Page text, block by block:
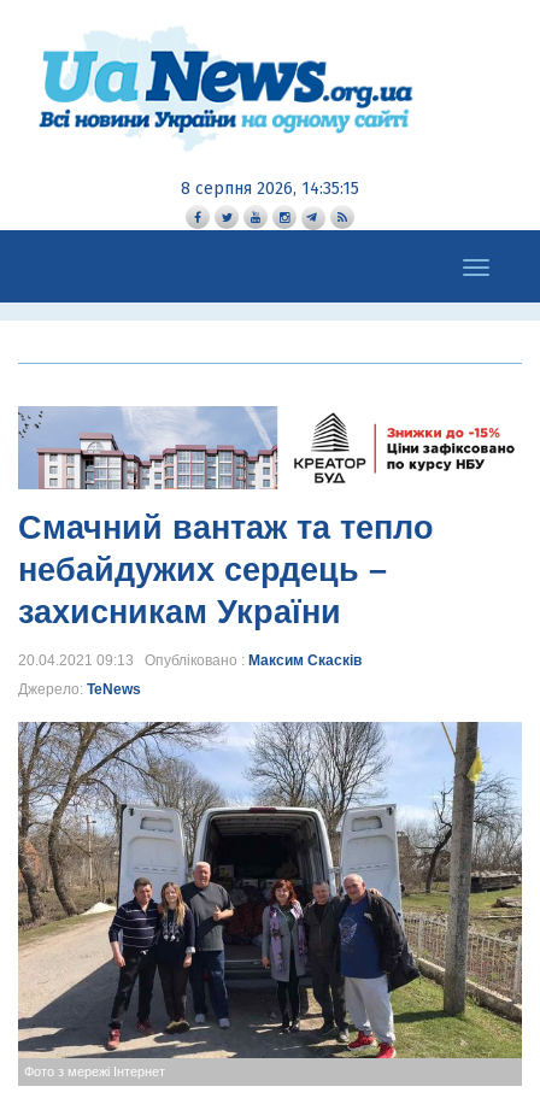
8 серпня 2026, 14:35:17
Toggle
navigation
Смачний вантаж та тепло
небайдужих сердець –
захисникам України
20.04.2021 09:13 Опубліковано : Максим Скасків
Джерело: TeNews
Фото з мережі Інтернет